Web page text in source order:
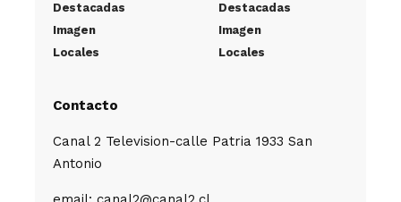
Destacadas
Imagen
Locales
Destacadas
Imagen
Locales
Contacto
Canal 2 Television-calle Patria 1933 San
Antonio